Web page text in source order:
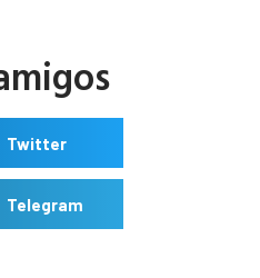
Twitter
Telegram